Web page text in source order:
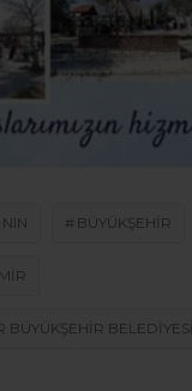
BÜYÜKŞEHIR
BÜYÜKŞEHIR